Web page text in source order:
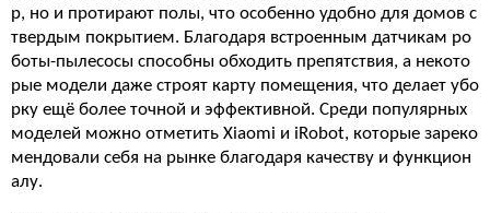
р, но и протирают полы, что особенно удобно для домов с
твердым покрытием. Благодаря встроенным датчикам ро
боты-пылесосы способны обходить препятствия, а некото
рые модели даже строят карту помещения, что делает убо
рку ещё более точной и эффективной. Среди популярных
моделей можно отметить Xiaomi и iRobot, которые зареко
мендовали себя на рынке благодаря качеству и функцион
алу.